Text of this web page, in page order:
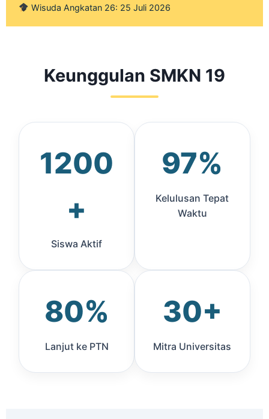
Wisuda Angkatan 26: 25 Juli 2026
Keunggulan SMKN 19
1200
+
Siswa Aktif
97%
Kelulusan Tepat
Waktu
80%
Lanjut ke PTN
30+
Mitra Universitas